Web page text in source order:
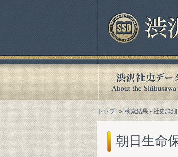
トップ 検索結果 - 社史詳細
朝日生命